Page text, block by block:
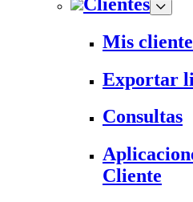
Mis
Exportar
Consultas
Cliente